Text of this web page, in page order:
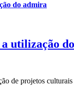
do admira
utilização
de projetos